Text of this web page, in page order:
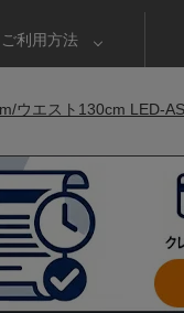
ご利用方法
エスト130cm LED-